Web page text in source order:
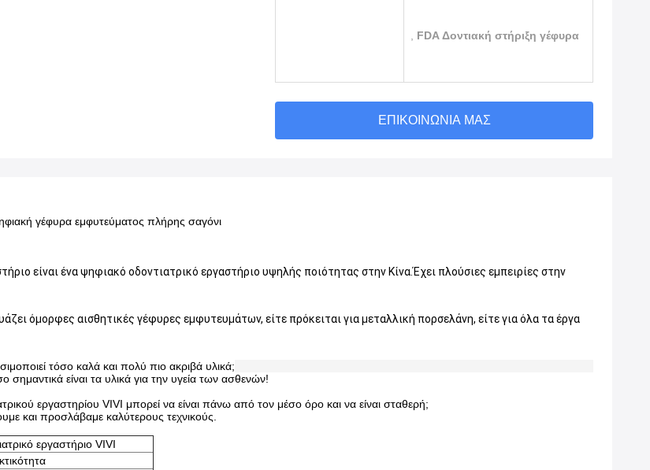
FDA Δοντιακή στήριξη γέφυρα
ΕΠΙΚΟΙΝΩΝΊΑ ΜΑΣ
γέφυρα εμφυτεύματος πλήρης σαγόνι
είναι ένα ψηφιακό οδοντιατρικό εργαστήριο υψηλής ποιότητας στην Κίνα.Έχει πλούσιες εμπειρίες στην
όμορφες αισθητικές γέφυρες εμφυτευμάτων, είτε πρόκειται για μεταλλική πορσελάνη, είτε για όλα τα έργα
τόσο καλά και πολύ πιο ακριβά υλικά;
σημαντικά είναι τα υλικά για την υγεία των ασθενών!
εργαστηρίου VIVI μπορεί να είναι πάνω από τον μέσο όρο και να είναι σταθερή;
και προσλάβαμε καλύτερους τεχνικούς.
εργαστήριο VIVI